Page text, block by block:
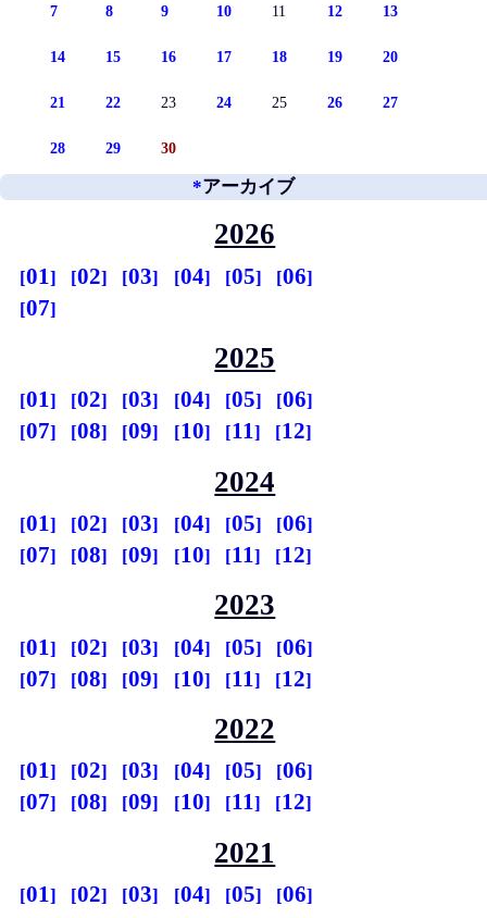
7 8 9 10 11 12 13
14 15 16 17 18 19 20
21 22 23 24 25 26 27
28 29 30
*アーカイブ
2026
01 02 03 04 05
06
07
2025
01 02 03 04 05
06
07
08 09 10 11 12
2024
01 02 03 04 05
06
07
08 09 10 11 12
2023
01 02 03 04 05
06
07
08 09 10 11 12
2022
01 02 03 04 05
06
07
08 09 10 11 12
2021
01 02 03 04 05
06